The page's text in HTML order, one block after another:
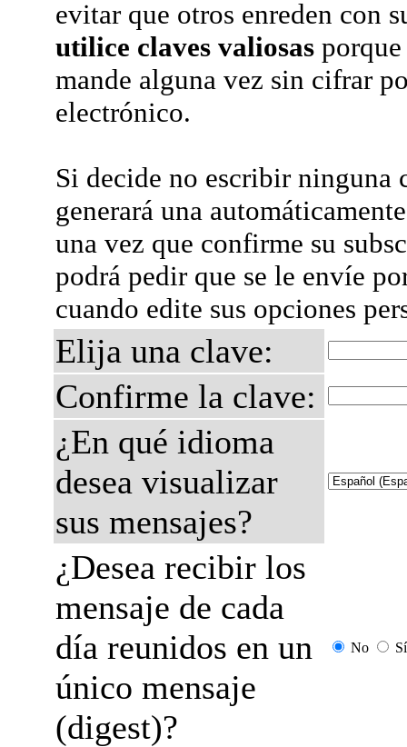
evitar que otros enreden con
utilice claves valiosas
mande alguna vez sin cifrar
electrónico.
Si decide no escribir ninguna
generará una
una vez que confirme su
podrá pedir que se le envíe
cuando edite sus opciones
Elija una clave:
Confirme la clave:
¿En qué idioma
desea visualizar
sus mensajes?
¿Desea recibir los
mensaje de cada
día reunidos en un
único mensaje
(digest)?
No Sí